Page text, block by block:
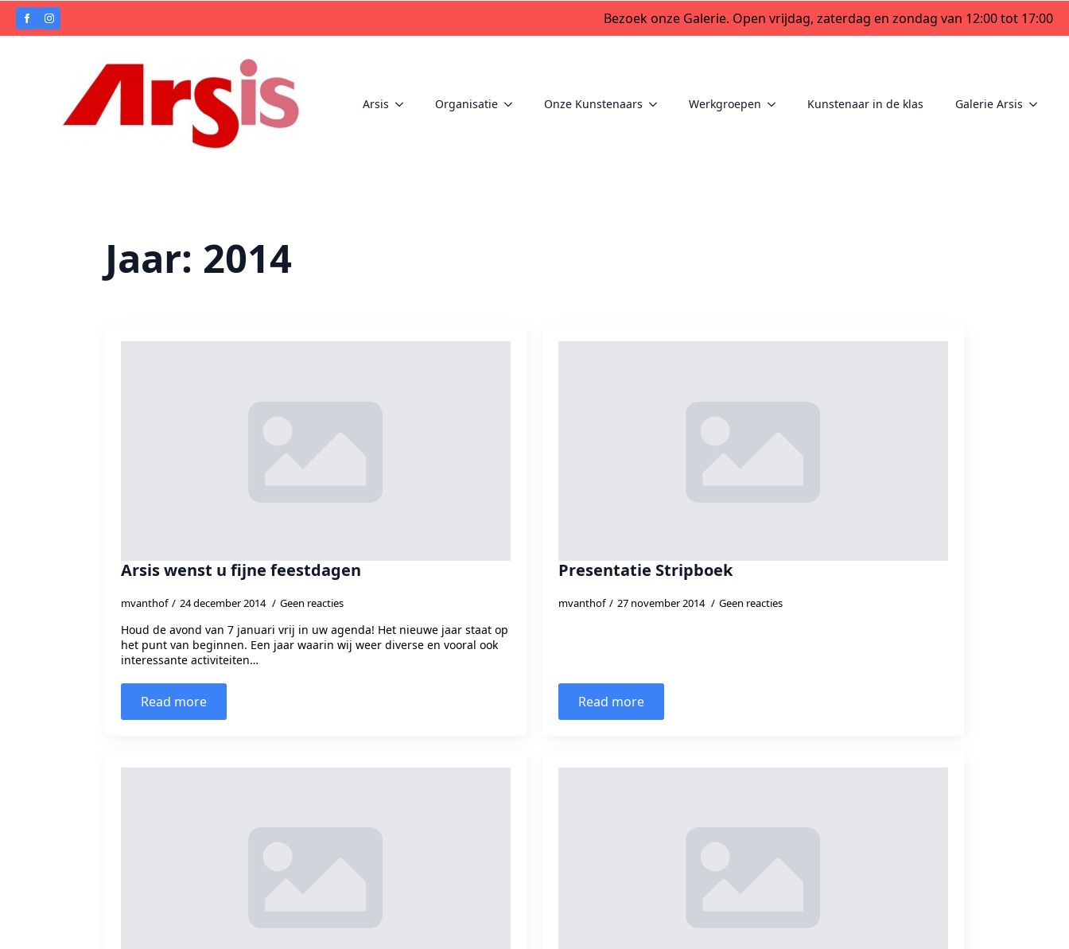
Bezoek onze Galerie. Open vrijdag, zaterdag en zondag van 12:00 tot 17:00
Arsis Organisatie Onze Kunstenaars Werkgroepen Kunstenaar in de klas Galerie Arsis
Jaar: 2014
Arsis wenst u fijne feestdagen
mvanthof 24 december 2014 Geen reacties
Houd de avond van 7 januari vrij in uw agenda! Het nieuwe jaar staat op
het punt van beginnen. Een jaar waarin wij weer diverse en vooral ook
interessante activiteiten…
Read more
Presentatie Stripboek
mvanthof 27 november 2014 Geen reacties
Read more